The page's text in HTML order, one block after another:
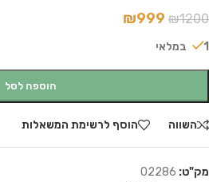
₪1200
₪999
1 במלאי
הוספה לסל
השווה הוסף לרשימת המשאלות
מק"ט: 02286